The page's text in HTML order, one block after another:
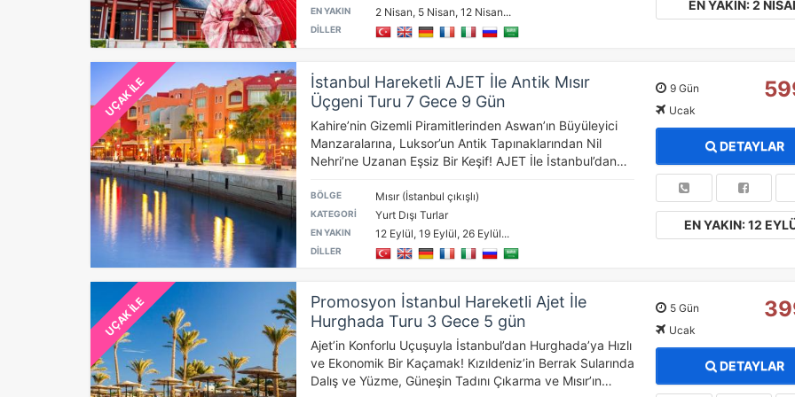
EN YAKIN 2 Nisan, 5 Nisan, 12 Nisan...
DİLLER
EN YAKIN: 2
UÇAK İLE
İstanbul Hareketli AJET İle Antik Mısır
Üçgeni Turu 7 Gece 9 Gün
Kahire’nin Gizemli Piramitlerinden Aswan’ın Büyüleyici
Manzaralarına, Luksor’un Antik Tapınaklarından Nil
Nehri’ne Uzanan Eşsiz Bir Keşif! AJET İle İstanbul’dan…
BÖLGE Mısır (İstanbul çıkışlı)
KATEGORİ Yurt Dışı Turlar
EN YAKIN 12 Eylül, 19 Eylül, 26 Eylül...
DİLLER
9 Gün
Ucak
DETAYLAR
EN YAKIN: 12
UÇAK İLE
Promosyon İstanbul Hareketli Ajet İle
Hurghada Turu 3 Gece 5 gün
Ajet’in Konforlu Uçuşuyla İstanbul’dan Hurghada’ya Hızlı
ve Ekonomik Bir Kaçamak! Kızıldeniz’in Berrak Sularında
Dalış ve Yüzme, Güneşin Tadını Çıkarma ve Mısır’ın…
5 Gün
Ucak
DETAYLAR